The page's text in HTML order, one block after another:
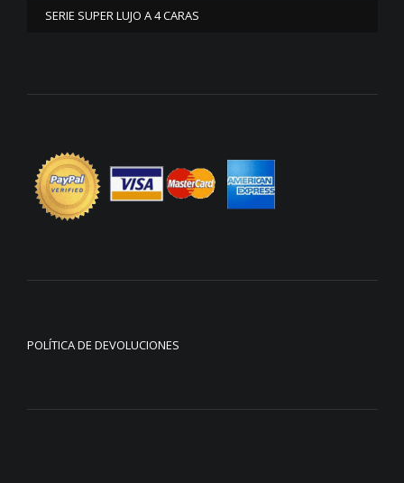
SERIE SUPER LUJO A 4 CARAS
POLÍTICA DE DEVOLUCIONES